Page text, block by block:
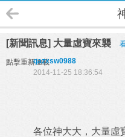
[新聞訊息] 大量虛寶來襲
點擊重新加載qazxsw0988
2014-11-25 18:36:54
各位神大大，大量虛